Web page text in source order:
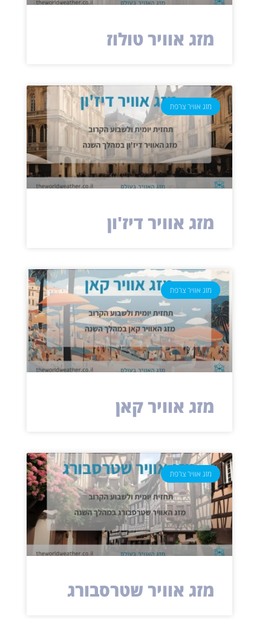
מזג אוויר טולוז
מזג אוויר צרפת
מזג אוויר דיז'ון
מזג אוויר צרפת
מזג אוויר קאן
מזג אוויר צרפת
מזג אוויר שטרסבורג